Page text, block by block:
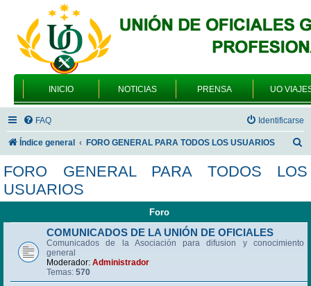
INICIO NOTICIAS PRENSA UO
FAQ Identificarse
Índice general FORO GENERAL PARA TODOS LOS USUARIOS
s
FORO GENERAL PARA TODOS LOS
USUARIOS
Foro
COMUNICADOS DE LA UNIÓN DE OFICIALES
Comunicados de la Asociación para difusion y conocimiento
general
Moderador: Administrador
Temas: 570